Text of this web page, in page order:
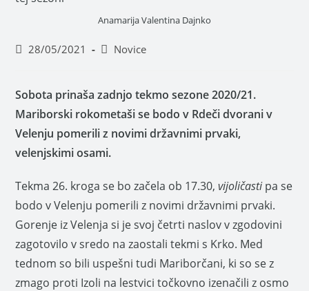
Anamarija Valentina Dajnko
28/05/2021 Novice
Sobota prinaša zadnjo tekmo sezone 2020/21.
Mariborski rokometaši se bodo v Rdeči dvorani v
Velenju pomerili z novimi državnimi prvaki,
velenjskimi osami.
Tekma 26. kroga se bo začela ob 17.30,vijoličastipa se
bodo v Velenju pomerili z novimi državnimi prvaki.
Gorenje iz Velenja si je svoj četrti naslov v zgodovini
zagotovilo v sredo na zaostali tekmi s Krko. Med
tednom so bili uspešni tudi Mariborčani, ki so se z
zmago proti Izoli na lestvici točkovno izenačili z osmo